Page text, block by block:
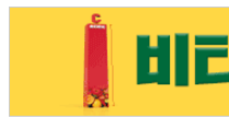
지필공 지원책
수련환경 개선
의과대학 입시
~2026-08-31
채용시까지